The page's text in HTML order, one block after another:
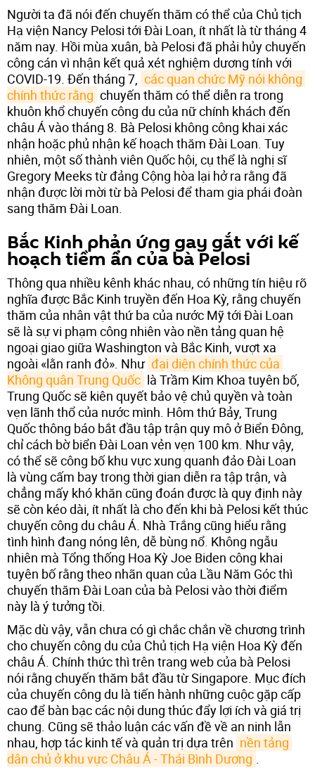
Người ta đã nói đến chuyến thăm có thể của Chủ tịch
Hạ viện Nancy Pelosi tới Đài Loan, ít nhất là từ tháng 4
năm nay. Hồi mùa xuân, bà Pelosi đã phải hủy chuyến
công cán vì nhận kết quả xét nghiệm dương tính với
COVID-19. Đến tháng 7, các quan chức Mỹ nói không
chính thức rằng chuyến thăm có thể diễn ra trong
khuôn khổ chuyến công du của nữ chính khách đến
châu Á vào tháng 8. Bà Pelosi không công khai xác
nhận hoặc phủ nhận kế hoạch thăm Đài Loan. Tuy
nhiên, một số thành viên Quốc hội, cụ thể là nghị sĩ
Gregory Meeks từ đảng Cộng hòa lại hở ra rằng đã
nhận được lời mời từ bà Pelosi để tham gia phái đoàn
sang thăm Đài Loan.
Bắc Kinh phản ứng gay gắt với kế
hoạch tiềm ẩn của bà Pelosi
Thông qua nhiều kênh khác nhau, có những tín hiệu rõ
nghĩa được Bắc Kinh truyền đến Hoa Kỳ, rằng chuyến
thăm của nhân vật thứ ba của nước Mỹ tới Đài Loan
sẽ là sự vi phạm công nhiên vào nền tảng quan hệ
ngoại giao giữa Washington và Bắc Kinh, vượt xa
ngoài «lằn ranh đỏ». Như đại diện chính thức của
Không quân Trung Quốc là Trầm Kim Khoa tuyên bố,
Trung Quốc sẽ kiên quyết bảo vệ chủ quyền và toàn
vẹn lãnh thổ của nước mình. Hôm thứ Bảy, Trung
Quốc thông báo bắt đầu tập trận quy mô ở Biển Đông,
chỉ cách bờ biển Đài Loan vẻn vẹn 100 km. Như vậy,
có thể sẽ công bố khu vực xung quanh đảo Đài Loan
là vùng cấm bay trong thời gian diễn ra tập trận, và
chẳng mấy khó khăn cũng đoán được là quy định này
sẽ còn kéo dài, ít nhất là cho đến khi bà Pelosi kết thúc
chuyến công du châu Á. Nhà Trắng cũng hiểu rằng
tình hình đang nóng lên, dễ bùng nổ. Không ngẫu
nhiên mà Tổng thống Hoa Kỳ Joe Biden công khai
tuyên bố rằng theo nhãn quan của Lầu Năm Góc thì
chuyến thăm Đài Loan của bà Pelosi vào thời điểm
này là ý tưởng tồi.
Mặc dù vậy, vẫn chưa có gì chắc chắn về chương trình
cho chuyến công du của Chủ tịch Hạ viện Hoa Kỳ đến
châu Á. Chính thức thì trên trang web của bà Pelosi
nói rằng chuyến thăm bắt đầu từ Singapore. Mục đích
của chuyến công du là tiến hành những cuộc gặp cấp
cao để bàn bạc các nội dung thúc đẩy lợi ích và giá trị
chung. Cũng sẽ thảo luận các vấn đề về an ninh lẫn
nhau, hợp tác kinh tế và quản trị dựa trên nền tảng
dân chủ ở khu vực Châu Á - Thái Bình Dương